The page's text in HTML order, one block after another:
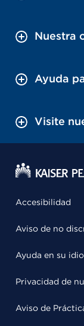
Nuestra
Ayuda
Visite
Accesibilidad
Aviso de no
Ayuda en su
Privacidad de
Aviso de